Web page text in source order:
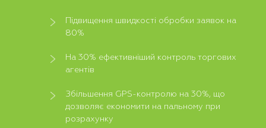
Підвищення швидкості обробки заявок на
80%
На 30% ефективніший контроль торгових
агентів
Збільшення GPS-контролю на 30%, що
дозволяє економити на пальному при
розрахунку